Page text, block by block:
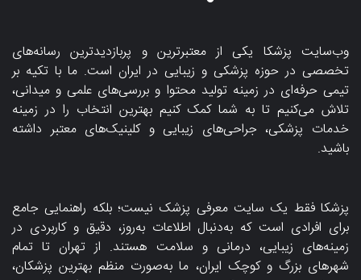
وب‌سایت پزشکا یکی از معتبرترین و پربازدیدترین رسانه‌های
تخصصی در حوزه پزشکی و زیبایی در ایران است. ما با تکیه بر
تیمی حرفه‌ای در زمینه تولید محتوا و بررسی‌های علمی و میدانی،
تلاش می‌کنیم تا به شما کمک کنیم بهترین انتخاب را در زمینه
خدمات پزشکی، جراحی‌های زیبایی و کلینیک‌های معتبر داشته
باشید.
پزشکا فقط یک سایت معرفی پزشک نیست؛ بلکه راهنمایی جامع
برای افرادی است که به‌دنبال اطلاعات به‌روز، دقیق و کاربردی در
زمینه‌های زیبایی، درمانی و سلامت هستند. از تهران تا تمام
شهرهای بزرگ و کوچک ایران، ما به‌صورت منظم بهترین پزشکان،